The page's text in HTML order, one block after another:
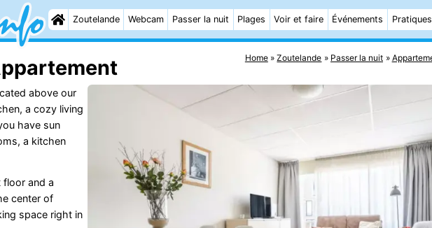
Zoutelande Webcam Passer la nuit Plages Voir et faire Événements Pratiques
Home Zoutelande Passer la nuit
above our
a cozy living
have sun
a kitchen
and a
center of
space right in